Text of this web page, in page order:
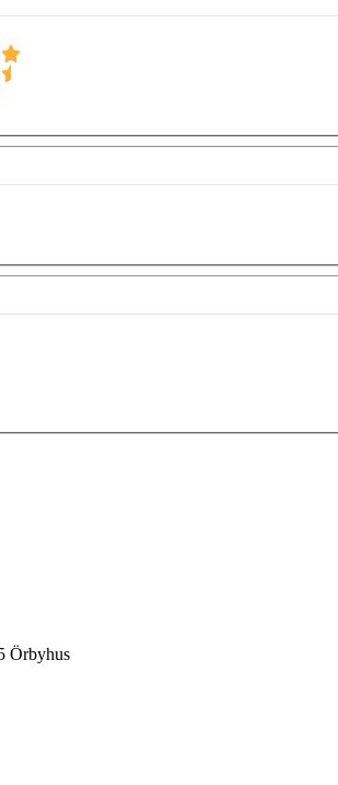
Örbyhus